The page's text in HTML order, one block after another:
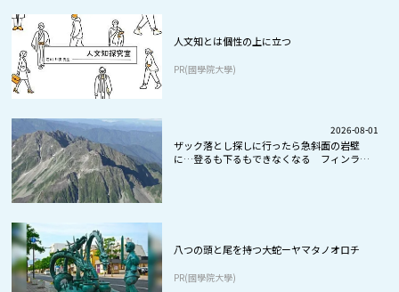
人文知とは個性の上に立つ
PR(國學院大學)
2026-08-01
ザック落とし探しに行ったら急斜面の岩壁
に…登るも下るもできなくなる フィンラン
八つの頭と尾を持つ大蛇ーヤマタノオロチ
PR(國學院大學)